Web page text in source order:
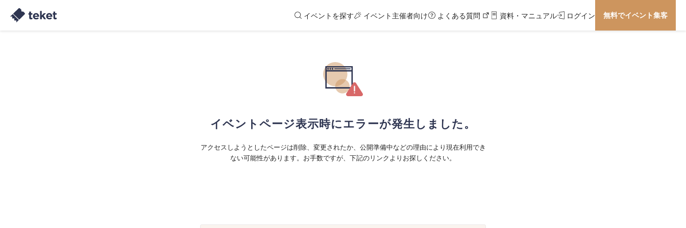
イベントを探す イベント主催者向け よくある質問 資料・マニュアル ログイン 無料でイベント集客
イベントページ表示時にエラーが発生しました。
アクセスしようとしたページは削除、変更されたか、公開準備中などの理由により現在利用でき
ない可能性があります。お手数ですが、下記のリンクよりお探しください。